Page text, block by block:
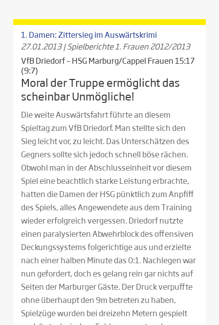
1. Damen: Zittersieg im Auswärtskrimi
27.01.2013|Spielberichte 1. Frauen 2012/2013
VfB Driedorf – HSG Marburg/Cappel Frauen 15:17
(9:7)
Moral der Truppe ermöglicht das
scheinbar Unmögliche!
Die weite Auswärtsfahrt führte an diesem
Spieltag zum VfB Driedorf. Man stellte sich den
Sieg leicht vor, zu leicht. Das Unterschätzen des
Gegners sollte sich jedoch schnell böse rächen.
Obwohl man in der Abschlusseinheit vor diesem
Spiel eine beachtlich starke Leistung erbrachte,
hatten die Damen der HSG pünktlich zum Anpfiff
des Spiels, alles Angewendete aus dem Training
wieder erfolgreich vergessen. Driedorf nutzte
einen paralysierten Abwehrblock des offensiven
Deckungssystems folgerichtige aus und erzielte
nach einer halben Minute das 0:1. Nachlegen war
nun gefordert, doch es gelang rein gar nichts auf
Seiten der Marburger Gäste. Der Druck verpuffte
ohne überhaupt den 9m betreten zu haben,
Spielzüge wurden bei dreizehn Metern gespielt